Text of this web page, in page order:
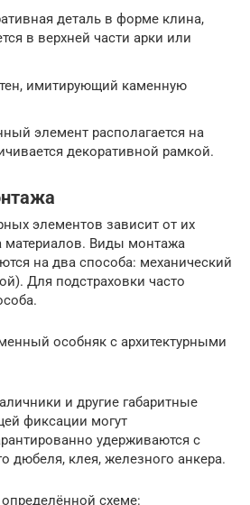
деталь в форме клина,
в верхней части арки или
имитирующий каменную
элемент располагается на
декоративной рамкой.
элементов зависит от их
материалов. Виды монтажа
на два способа: механический
Для подстраховки часто
особняк с архитектурными
и другие габаритные
фиксации могут
удерживаются с
клея, железного анкера.
схеме: